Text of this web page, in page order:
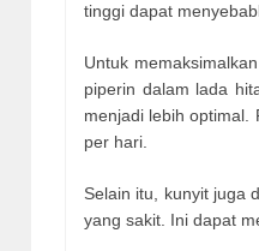
tinggi dapat
Untuk
piperin dalam lada
menjadi lebih optimal.
per hari.
Selain itu, kunyit juga
yang sakit. Ini dapat